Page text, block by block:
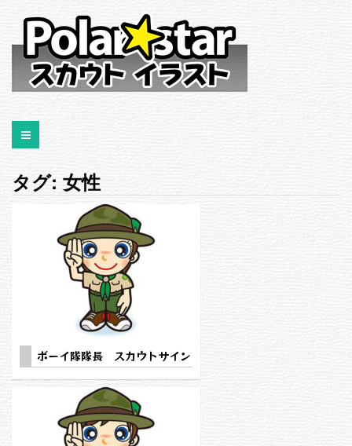
タグ: 女性
ボーイ隊隊長 スカウトサイン